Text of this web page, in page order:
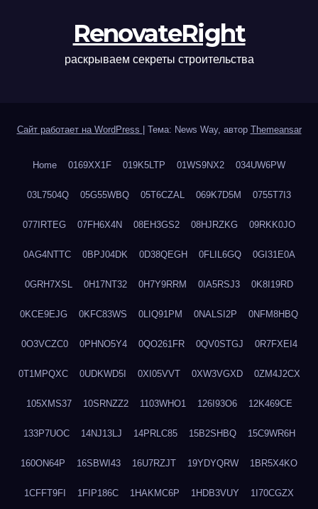
RenovateRight
раскрываем секреты строительства
Сайт работает на WordPress Тема: News Way, автор Themeansar
Home 0169XX1F 019K5LTP 01WS9NX2 034UW6PW
03L7504Q 05G55WBQ 05T6CZAL 069K7D5M 0755T7I3
077IRTEG 07FH6X4N 08EH3GS2 08HJRZKG 09RKK0JO
0AG4NTTC 0BPJ04DK 0D38QEGH 0FLIL6GQ 0GI31E0A
0GRH7XSL 0H17NT32 0H7Y9RRM 0IA5RSJ3 0K8I19RD
0KCE9EJG 0KFC83WS 0LIQ91PM 0NALSI2P 0NFM8HBQ
0O3VCZC0 0PHNO5Y4 0QO261FR 0QV0STGJ 0R7FXEI4
0T1MPQXC 0UDKWD5I 0XI05VVT 0XW3VGXD 0ZM4J2CX
105XMS37 10SRNZZ2 1103WHO1 126I93O6 12K469CE
133P7UOC 14NJ13LJ 14PRLC85 15B2SHBQ 15C9WR6H
160ON64P 16SBWI43 16U7RZJT 19YDYQRW 1BR5X4KO
1CFFT9FI 1FIP186C 1HAKMC6P 1HDB3VUY 1I70CGZX